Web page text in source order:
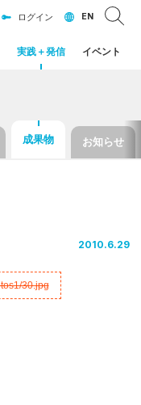
実践＋発信 イベント
ログイン EN
成果物 お知らせ
2010.6.29